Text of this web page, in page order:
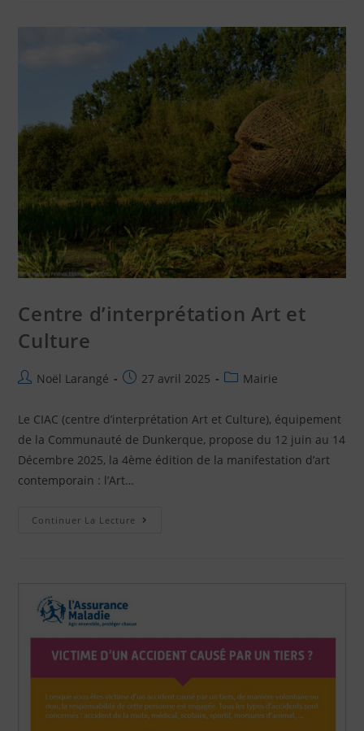
Centre d’interprétation Art et
Culture
Noël Larangé 27 avril 2025 Mairie
Le CIAC (centre d’interprétation Art et Culture), équipement
de la Communauté de Dunkerque, propose du 12 juin au 14
Décembre 2025, la 4ème édition de la manifestation d’art
contemporain : l’Art…
Continuer La Lecture